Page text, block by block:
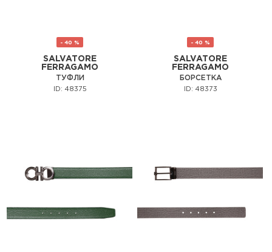
- 40 %
SALVATORE
FERRAGAMO
ТУФЛИ
ID: 48375
- 40 %
SALVATORE
FERRAGAMO
БОРСЕТКА
ID: 48373